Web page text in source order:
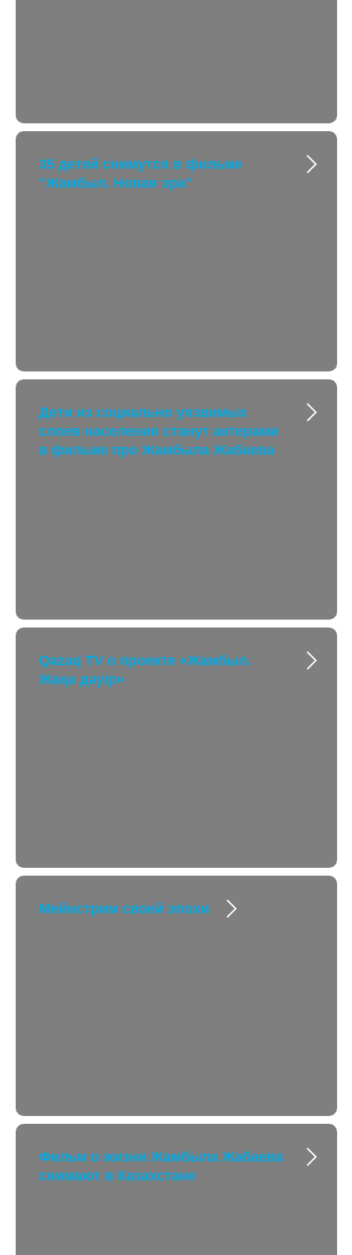
35 детей снимутся в фильме
"Жамбыл. Новая эра"
Дети из социально уязвимых
слоев населения станут актерами
в фильме про Жамбыла Жабаева
Qazaq TV о проекте «Жамбыл.
Жаңа дәуір»
Мейнстрим своей эпохи
Фильм о жизни Жамбыла Жабаева
снимают в Казахстане